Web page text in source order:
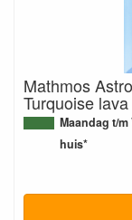
Mathmos
Turquoise lava
Maandag t/
huis*